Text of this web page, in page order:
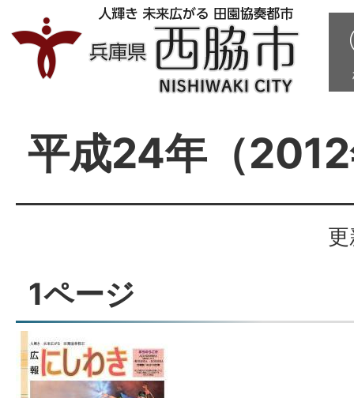
平成24年（
1ページ